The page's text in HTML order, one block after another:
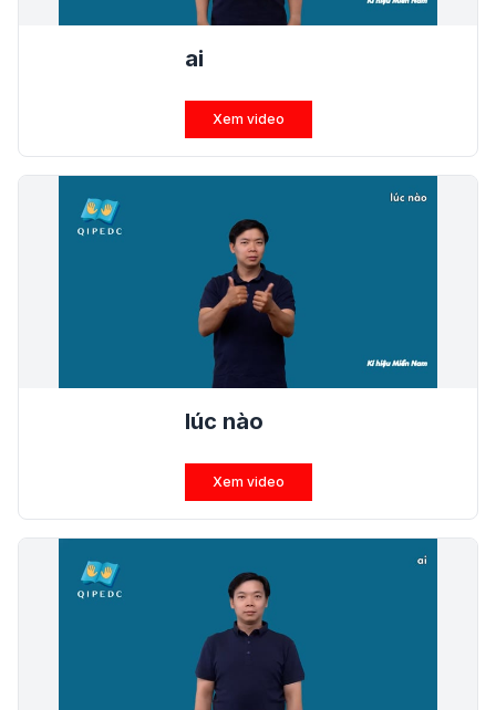
ai
Xem video
lúc nào
Xem video